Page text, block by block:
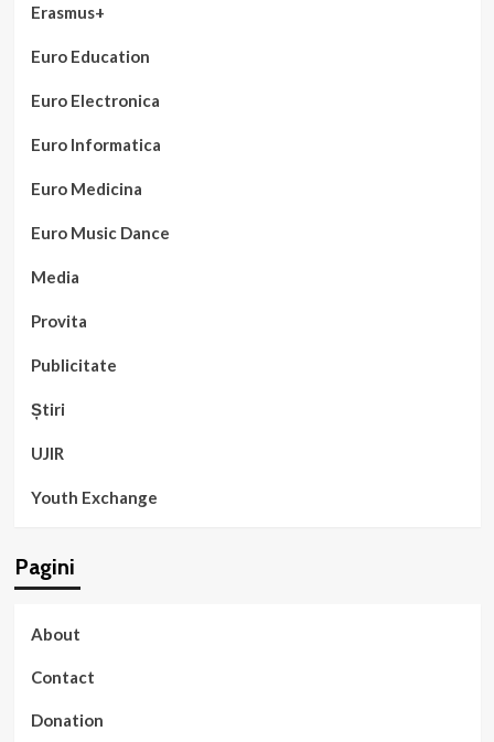
Erasmus+
Euro Education
Euro Electronica
Euro Informatica
Euro Medicina
Euro Music Dance
Media
Provita
Publicitate
Știri
UJIR
Youth Exchange
Pagini
About
Contact
Donation